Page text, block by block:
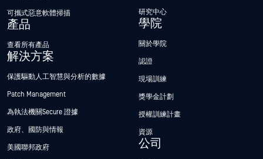
可攜式惡意軟體掃描
產品
查看所有產品
解決方案
保護驅動人工智慧與分析的數據
Patch Management
為執法機關Secure 證據
政府、國防與情報
美國聯邦政府
研究中心
學院
關於學院
認證
現場訓練
獎學金計劃
授權訓練計畫
資源
公司